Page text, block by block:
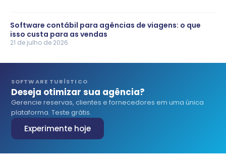
Software contábil para agências de viagens: o que
isso custa para as vendas
21 de julho de 2026
SOFTWARE TURÍSTICO
Deseja otimizar sua agência?
Gerencie reservas, clientes e fornecedores em uma única
plataforma. Teste grátis.
Experimente hoje